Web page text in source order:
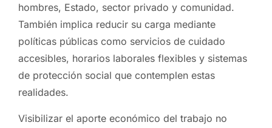
hombres, Estado, sector privado y comunidad.
También implica reducir su carga mediante
políticas públicas como servicios de cuidado
accesibles, horarios laborales flexibles y sistemas
de protección social que contemplen estas
realidades.
Visibilizar el aporte económico del trabajo no